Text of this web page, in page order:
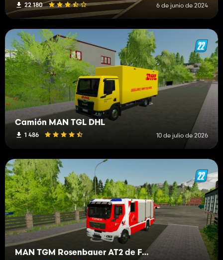
22 180 6 de junio de 2024
Camión MAN TGL DHL
1 486 10 de julio de 2026
MAN TGM Rosenbauer AT2 de FW Mittelberg